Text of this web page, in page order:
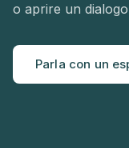
o aprire un
Parla con un